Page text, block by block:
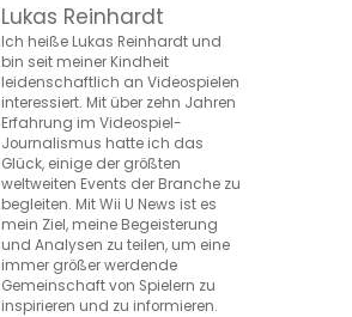
Lukas Reinhardt
Ich heiße Lukas Reinhardt und
bin seit meiner Kindheit
leidenschaftlich an Videospielen
interessiert. Mit über zehn Jahren
Erfahrung im Videospiel-
Journalismus hatte ich das
Glück, einige der größten
weltweiten Events der Branche zu
begleiten. Mit Wii U News ist es
mein Ziel, meine Begeisterung
und Analysen zu teilen, um eine
immer größer werdende
Gemeinschaft von Spielern zu
inspirieren und zu informieren.